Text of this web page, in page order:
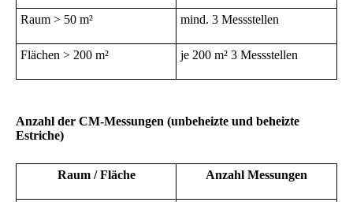
Raum > 50 m² mind. 3 Messstellen
Flächen > 200 m² je 200 m² 3 Messstellen
Anzahl der CM-Messungen (unbeheizte und beheizte
Estriche)
Raum / Fläche Anzahl Messungen